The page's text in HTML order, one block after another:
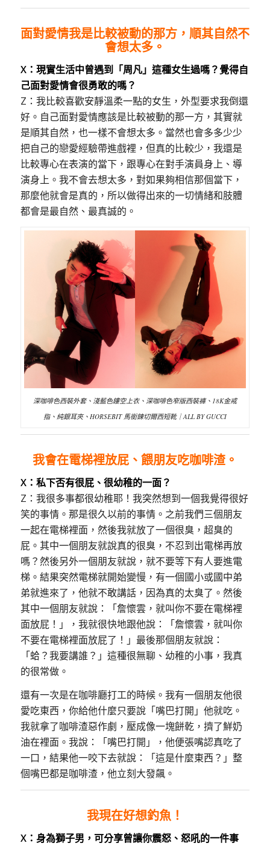
面對愛情我是比較被動的那方，順其自然不
會想太多。
X：現實生活中曾遇到「周凡」這種女生過嗎？覺得自
己面對愛情會很勇敢的嗎？
Z：我比較喜歡安靜溫柔一點的女生，外型要求我倒還
好。自己面對愛情應該是比較被動的那一方，其實就
是順其自然，也一樣不會想太多。當然也會多多少少
把自己的戀愛經驗帶進戲裡，但真的比較少，我還是
比較專心在表演的當下，跟專心在對手演員身上、導
演身上。我不會去想太多，對如果夠相信那個當下，
那麼他就會是真的，所以做得出來的一切情緒和肢體
都會是最自然、最真誠的。
深咖啡色西裝外套、淺藍色鏤空上衣、深咖啡色窄版西裝褲、18K金戒
指、純銀耳夾、HORSEBIT 馬銜鍊切爾西短靴｜ALL BY GUCCI
我會在電梯裡放屁、餵朋友吃咖啡渣。
X：私下否有很屁、很幼稚的一面？
Z：我很多事都很幼稚耶！我突然想到一個我覺得很好
笑的事情。那是很久以前的事情。之前我們三個朋友
一起在電梯裡面，然後我就放了一個很臭，超臭的
屁。其中一個朋友就說真的很臭，不忍到出電梯再放
嗎？然後另外一個朋友就說，就不要等下有人要進電
梯。結果突然電梯就開始變慢，有一個國小或國中弟
弟就進來了，他就不敢講話，因為真的太臭了。然後
其中一個朋友就說：「詹懷雲，就叫你不要在電梯裡
面放屁！」，我就很快地跟他說：「詹懷雲，就叫你
不要在電梯裡面放屁了！」最後那個朋友就說：
「蛤？我要講誰？」這種很無聊、幼稚的小事，我真
的很常做。
還有一次是在咖啡廳打工的時候。我有一個朋友他很
愛吃東西，你給他什麼只要說「嘴巴打開」他就吃。
我就拿了咖啡渣惡作劇，壓成像一塊餅乾，擠了鮮奶
油在裡面。我說：「嘴巴打開」，他便張嘴認真吃了
一口，結果他一咬下去就說：「這是什麼東西？」整
個嘴巴都是咖啡渣，他立刻大發飆。
我現在好想釣魚！
X：身為獅子男，可分享曾讓你震怒、怒吼的一件事